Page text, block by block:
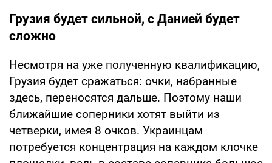
Грузия будет сильной, с Данией будет
сложно
Несмотря на уже полученную квалификацию,
Грузия будет сражаться: очки, набранные
здесь, переносятся дальше. Поэтому наши
ближайшие соперники хотят выйти из
четверки, имея 8 очков. Украинцам
потребуется концентрация на каждом клочке